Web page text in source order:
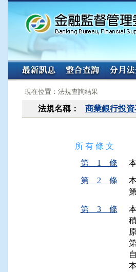
:::
現在位置：法規查詢結果
法規名稱： 商業銀行投
所 有 條 文
第 1 條
第 2 條
第 3 條